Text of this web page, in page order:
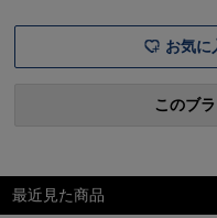
お気に
このブ
最近見た商品